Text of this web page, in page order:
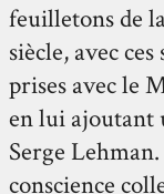
feuilletons de
siècle, avec
prises avec le
en lui ajoutant
Serge
conscience